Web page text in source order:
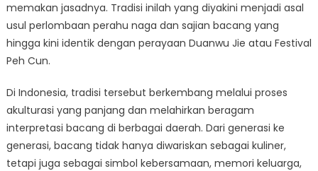
memakan jasadnya. Tradisi inilah yang diyakini menjadi asal
usul perlombaan perahu naga dan sajian bacang yang
hingga kini identik dengan perayaan Duanwu Jie atau Festival
Peh Cun.
Di Indonesia, tradisi tersebut berkembang melalui proses
akulturasi yang panjang dan melahirkan beragam
interpretasi bacang di berbagai daerah. Dari generasi ke
generasi, bacang tidak hanya diwariskan sebagai kuliner,
tetapi juga sebagai simbol kebersamaan, memori keluarga,